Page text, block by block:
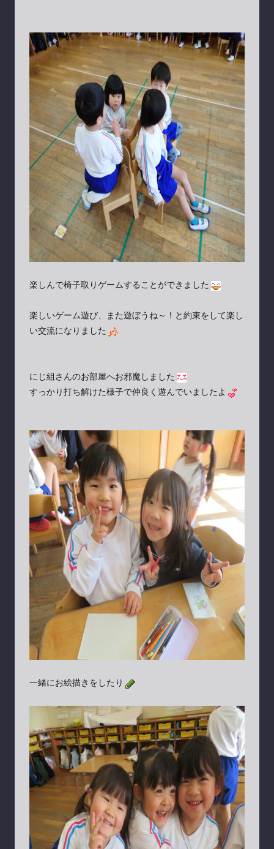
楽しんで椅子取りゲームすることができました
楽しいゲーム遊び、また遊ぼうね～！と約束をして楽し
い交流になりました
にじ組さんのお部屋へお邪魔しました
すっかり打ち解けた様子で仲良く遊んでいましたよ
一緒にお絵描きをしたり